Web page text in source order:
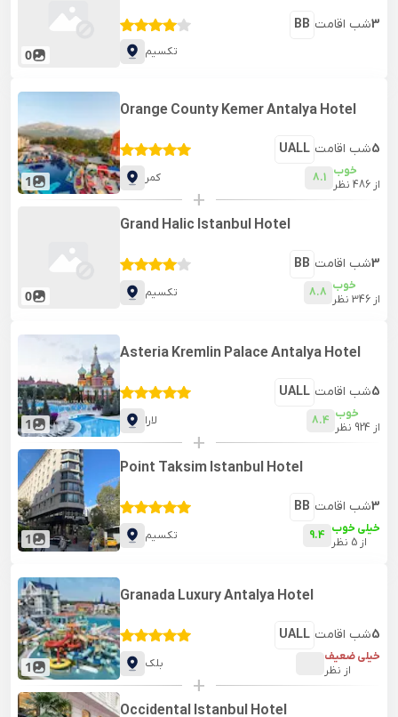
0
BB شب اقامت3
تکسیم
1
Orange County Kemer Antalya Hotel
UALL شب اقامت5
کمر 8.1 خوب
از 486 نظر
+
0
Grand Halic Istanbul Hotel
BB شب اقامت3
تکسیم 8.8 خوب
از 346 نظر
1
Asteria Kremlin Palace Antalya Hotel
UALL شب اقامت5
لارا 8.4 خوب
از 924 نظر
+
1
Point Taksim Istanbul Hotel
BB شب اقامت3
تکسیم 9.4 خیلی خوب
از 5 نظر
1
Granada Luxury Antalya Hotel
UALL شب اقامت5
بلک
خیلی ضعیف
از نظر
+
Occidental Istanbul Hotel